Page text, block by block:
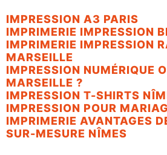
IMPRESSION A3 PARIS
IMPRIMERIE IMPRESSION
IMPRIMERIE IMPRESSION
MARSEILLE
IMPRESSION NUMÉRIQUE
MARSEILLE ?
IMPRESSION T-SHIRTS
IMPRESSION POUR
IMPRIMERIE AVANTAGES
SUR-MESURE NÎMES